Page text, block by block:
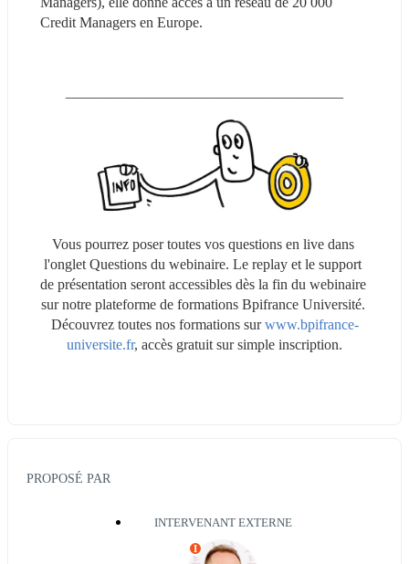
Credit Managers en Europe.
Vous pourrez poser toutes vos questions en live dans
l'onglet Questions du webinaire. Le replay et le support
de présentation seront accessibles dès la fin du webinaire
sur notre plateforme de formations Bpifrance Université.
Découvrez toutes nos formations sur www.bpifrance-
universite.fr, accès gratuit sur simple inscription.
PROPOSÉ PAR
INTERVENANT EXTERNE
I